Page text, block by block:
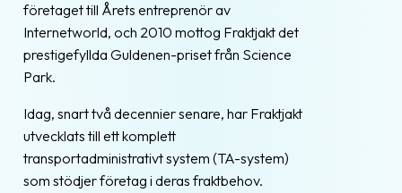
Kontakta
oss
Villkor
villkor
Integritet
företaget till Årets entreprenör av
Internetworld, och 2010 mottog Fraktjakt det
prestigefyllda Guldenen-priset från Science
Park.
Idag, snart två decennier senare, har Fraktjakt
utvecklats till ett komplett
transportadministrativt system (TA-system)
som stödjer företag i deras fraktbehov.